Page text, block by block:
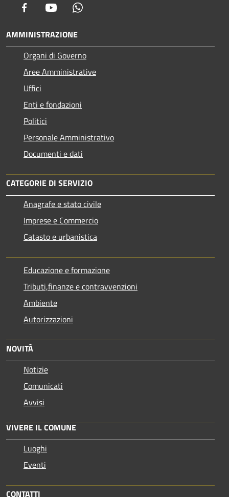
Facebook Youtube
AMMINISTRAZIONE
Organi di Governo
Aree Amministrative
Uffici
Enti e fondazioni
Politici
Personale Amministrativo
Documenti e dati
CATEGORIE DI SERVIZIO
Anagrafe e stato civile
Imprese e Commercio
Catasto e urbanistica
Educazione e formazione
Tributi,finanze e contravvenzioni
Ambiente
Autorizzazioni
NOVITÀ
Notizie
Comunicati
Avvisi
VIVERE IL COMUNE
Luoghi
Eventi
CONTATTI